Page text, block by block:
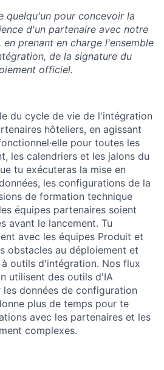
quelqu'un pour concevoir la
d'un partenaire avec notre
prenant en charge l'ensemble
de la signature du
officiel.
du cycle de vie de l'intégration
hôteliers, en agissant
pour toutes les
les calendriers et les jalons du
tu exécuteras la mise en
les configurations de la
de formation technique
équipes partenaires soient
avant le lancement. Tu
avec les équipes Produit et
obstacles au déploiement et
outils d'intégration. Nos flux
utilisent des outils d'IA
données de configuration
plus de temps pour te
avec les partenaires et les
complexes.